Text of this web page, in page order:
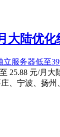
陆优化
25.88 元/月
、宁波、